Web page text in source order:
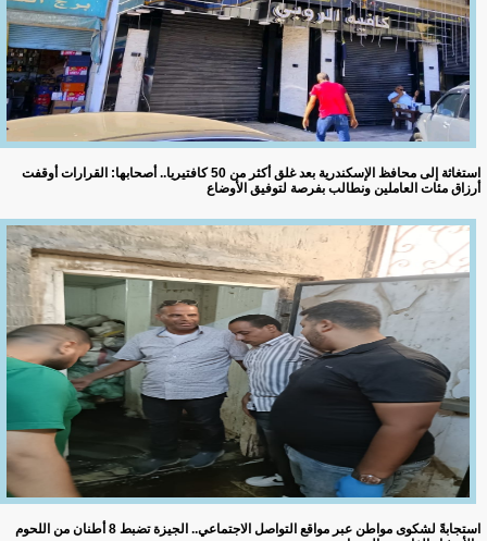
استغاثة إلى محافظ الإسكندرية بعد غلق أكثر من 50 كافتيريا.. أصحابها: القرارات أوقفت
أرزاق مئات العاملين ونطالب بفرصة لتوفيق الأوضاع
استجابةً لشكوى مواطن عبر مواقع التواصل الاجتماعي.. الجيزة تضبط 8 أطنان من اللحوم